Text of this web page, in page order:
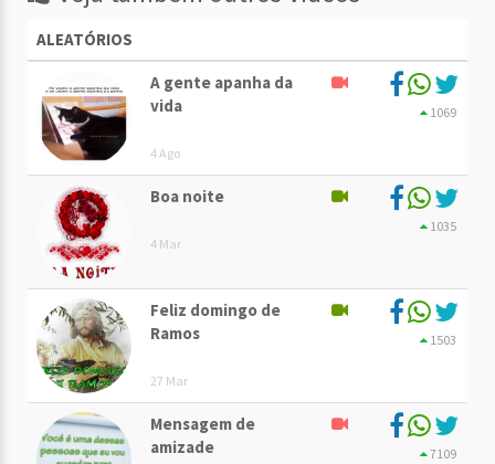
ALEATÓRIOS
A gente apanha da
vida
4 Ago
1069
Boa noite
4 Mar
1035
Feliz domingo de
Ramos
27 Mar
1503
Mensagem de
amizade
7109